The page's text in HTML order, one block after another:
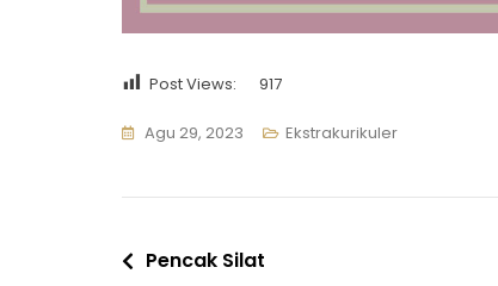
Post Views: 917
Agu 29, 2023 Ekstrakurikuler
Navigasi
Pencak Silat